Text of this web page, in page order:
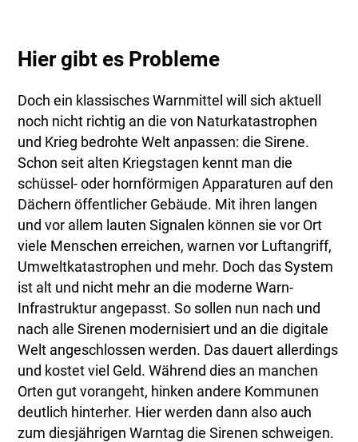
Hier gibt es Probleme
Doch ein klassisches Warnmittel will sich aktuell
noch nicht richtig an die von Naturkatastrophen
und Krieg bedrohte Welt anpassen: die Sirene.
Schon seit alten Kriegstagen kennt man die
schüssel- oder hornförmigen Apparaturen auf den
Dächern öffentlicher Gebäude. Mit ihren langen
und vor allem lauten Signalen können sie vor Ort
viele Menschen erreichen, warnen vor Luftangriff,
Umweltkatastrophen und mehr. Doch das System
ist alt und nicht mehr an die moderne Warn-
Infrastruktur angepasst. So sollen nun nach und
nach alle Sirenen modernisiert und an die digitale
Welt angeschlossen werden. Das dauert allerdings
und kostet viel Geld. Während dies an manchen
Orten gut vorangeht, hinken andere Kommunen
deutlich hinterher. Hier werden dann also auch
zum diesjährigen Warntag die Sirenen schweigen.